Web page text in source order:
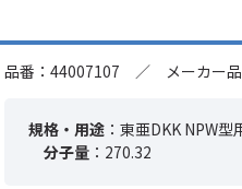
品番：44007107 ／ メーカー品
規格・用途 ：東亜DKK NPW型
分子量 ：270.32